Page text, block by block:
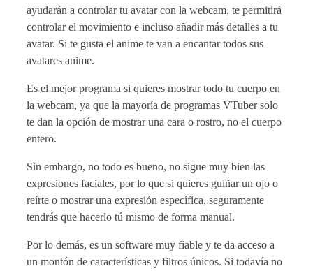
ayudarán a controlar tu avatar con la webcam, te permitirá
controlar el movimiento e incluso añadir más detalles a tu
avatar. Si te gusta el anime te van a encantar todos sus
avatares anime.
Es el mejor programa si quieres mostrar todo tu cuerpo en
la webcam, ya que la mayoría de programas VTuber solo
te dan la opción de mostrar una cara o rostro, no el cuerpo
entero.
Sin embargo, no todo es bueno, no sigue muy bien las
expresiones faciales, por lo que si quieres guiñar un ojo o
reírte o mostrar una expresión específica, seguramente
tendrás que hacerlo tú mismo de forma manual.
Por lo demás, es un software muy fiable y te da acceso a
un montón de características y filtros únicos. Si todavía no